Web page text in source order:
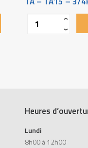
‹
›
Heures
Lundi
8h00 à 12h00